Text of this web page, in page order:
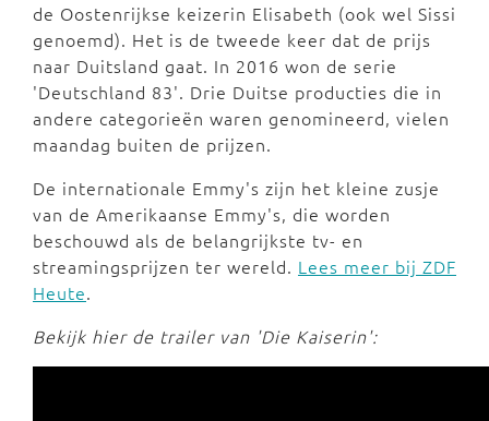
de Oostenrijkse keizerin Elisabeth (ook wel Sissi
genoemd). Het is de tweede keer dat de prijs
naar Duitsland gaat. In 2016 won de serie
'Deutschland 83'. Drie Duitse producties die in
andere categorieën waren genomineerd, vielen
maandag buiten de prijzen.
De internationale Emmy's zijn het kleine zusje
van de Amerikaanse Emmy's, die worden
beschouwd als de belangrijkste tv- en
streamingsprijzen ter wereld. Lees meer bij ZDF
Heute.
Bekijk hier de trailer van 'Die Kaiserin':